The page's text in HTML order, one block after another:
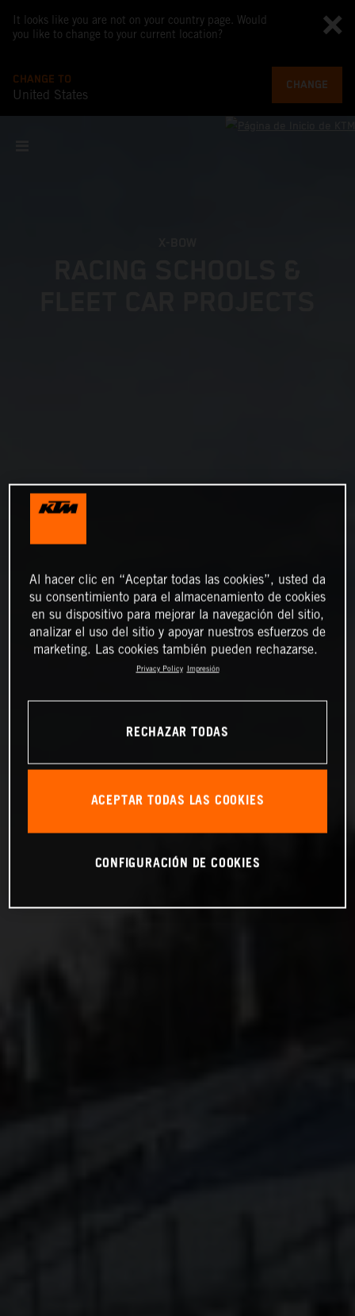
It looks like you are not on your country page. Would
you like to change to your current location?
CHANGE TO
United States
CHANGE
Al hacer clic en “Aceptar todas las cookies”, usted da
su consentimiento para el almacenamiento de cookies
en su dispositivo para mejorar la navegación del sitio,
analizar el uso del sitio y apoyar nuestros esfuerzos de
marketing. Las cookies también pueden rechazarse.
Privacy Policy Impresión
RECHAZAR TODAS
ACEPTAR TODAS LAS COOKIES
CONFIGURACIÓN DE COOKIES